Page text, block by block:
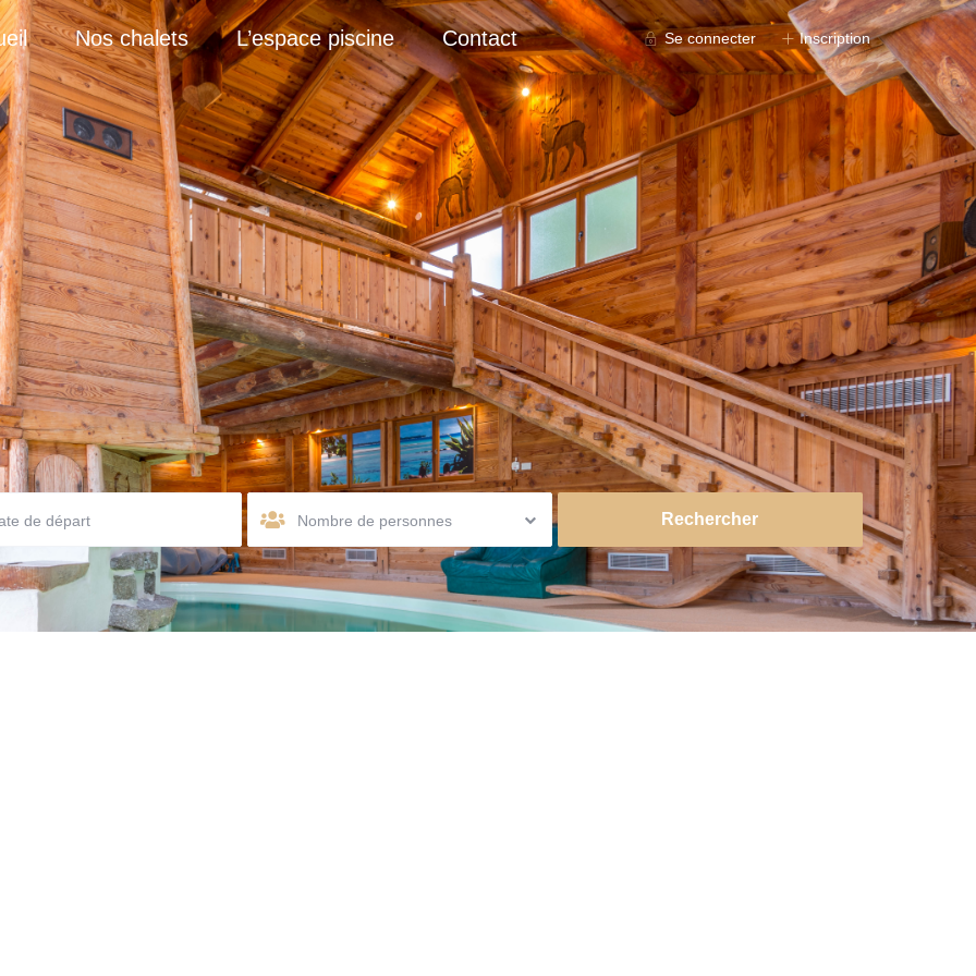
Se connecter Inscription
Nos chalets L’espace piscine Contact
Nombre de personnes